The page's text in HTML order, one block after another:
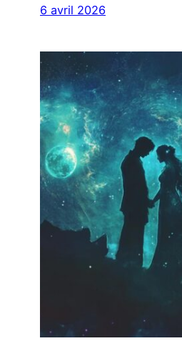
6 avril 2026